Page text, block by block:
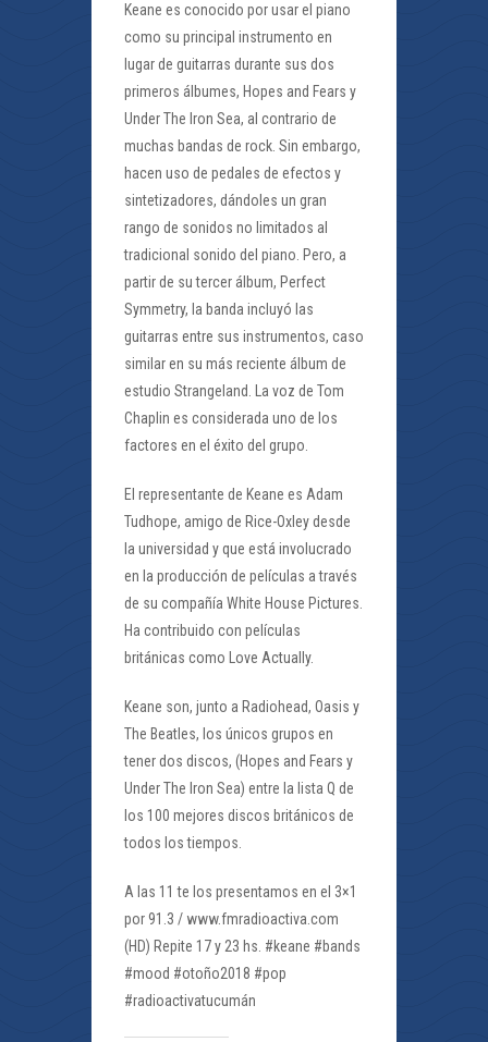
Keane es conocido por usar el piano
como su principal instrumento en
lugar de guitarras durante sus dos
primeros álbumes, Hopes and Fears y
Under The Iron Sea, al contrario de
muchas bandas de rock. Sin embargo,
hacen uso de pedales de efectos y
sintetizadores, dándoles un gran
rango de sonidos no limitados al
tradicional sonido del piano. Pero, a
partir de su tercer álbum, Perfect
Symmetry, la banda incluyó las
guitarras entre sus instrumentos, caso
similar en su más reciente álbum de
estudio Strangeland. La voz de Tom
Chaplin es considerada uno de los
factores en el éxito del grupo.
El representante de Keane es Adam
Tudhope, amigo de Rice-Oxley desde
la universidad y que está involucrado
en la producción de películas a través
de su compañía White House Pictures.
Ha contribuido con películas
británicas como Love Actually.
Keane son, junto a Radiohead, Oasis y
The Beatles, los únicos grupos en
tener dos discos, (Hopes and Fears y
Under The Iron Sea) entre la lista Q de
los 100 mejores discos británicos de
todos los tiempos.
A las 11 te los presentamos en el 3×1
por 91.3 / www.fmradioactiva.com
(HD) Repite 17 y 23 hs. #keane #bands
#mood #otoño2018 #pop
#radioactivatucumán